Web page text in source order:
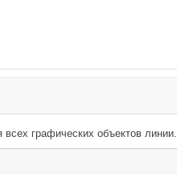
графических объектов линии.